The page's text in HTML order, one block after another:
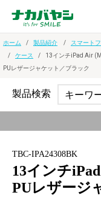
ホーム 製品紹介 スマート
ケース
13インチiPad Air
PUレザージャケット／ブラック
TBC-IPA24308BK
13インチ
PUレザージ
製品検索